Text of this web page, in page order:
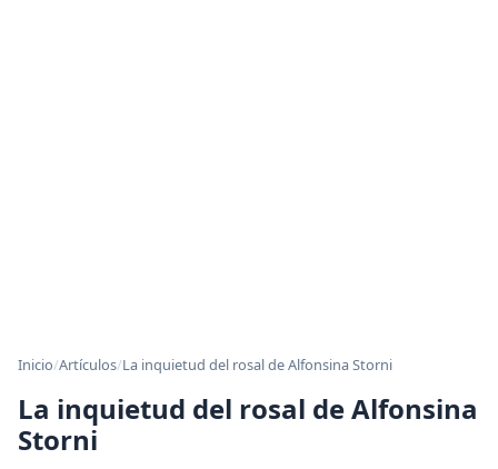
Inicio/Artículos/La inquietud del rosal de Alfonsina Storni
La inquietud del rosal de Alfonsina
Storni